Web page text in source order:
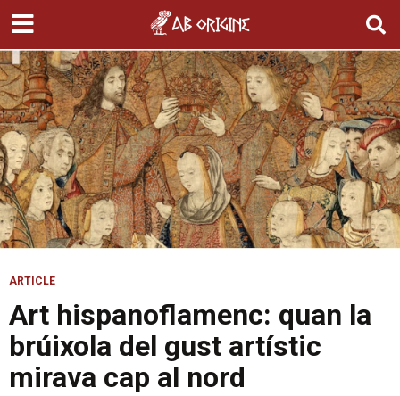
ARTICLE
Art hispanoflamenc: quan la
brúixola del gust artístic
mirava cap al nord